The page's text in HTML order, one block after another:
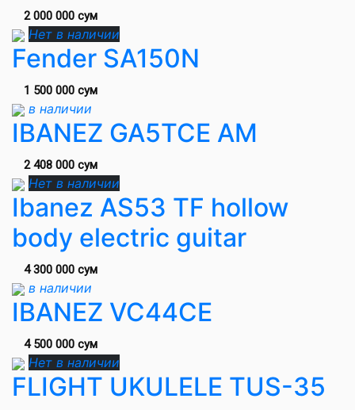
2 000 000 сум
Нет в наличии
Fender SA150N
1 500 000 сум
в наличии
IBANEZ GA5TCE AM
2 408 000 сум
Нет в наличии
Ibanez AS53 TF hollow
body electric guitar
4 300 000 сум
в наличии
IBANEZ VC44CE
4 500 000 сум
Нет в наличии
FLIGHT UKULELE TUS-35